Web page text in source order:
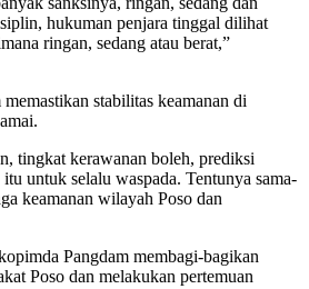
hukuman penjara tinggal dilihat
ringan, sedang atau berat,”
stabilitas keamanan di
tingkat kerawanan boleh, prediksi
untuk selalu waspada. Tentunya sama-
keamanan wilayah Poso dan
Pangdam membagi-bagikan
Poso dan melakukan pertemuan